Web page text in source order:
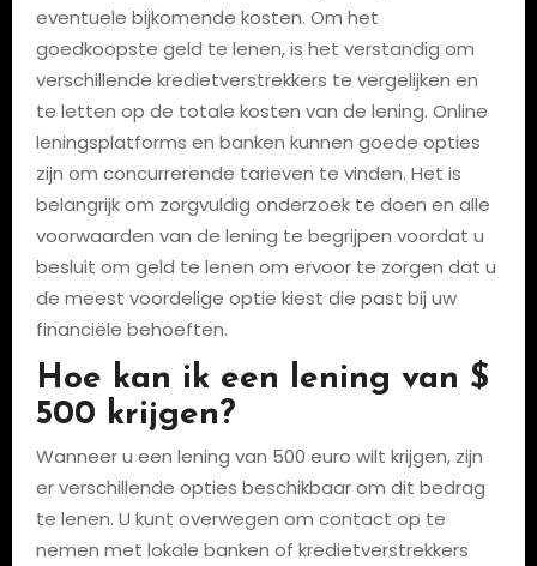
eventuele bijkomende kosten. Om het
goedkoopste geld te lenen, is het verstandig om
verschillende kredietverstrekkers te vergelijken en
te letten op de totale kosten van de lening. Online
leningsplatforms en banken kunnen goede opties
zijn om concurrerende tarieven te vinden. Het is
belangrijk om zorgvuldig onderzoek te doen en alle
voorwaarden van de lening te begrijpen voordat u
besluit om geld te lenen om ervoor te zorgen dat u
de meest voordelige optie kiest die past bij uw
financiële behoeften.
Hoe kan ik een lening van $
500 krijgen?
Wanneer u een lening van 500 euro wilt krijgen, zijn
er verschillende opties beschikbaar om dit bedrag
te lenen. U kunt overwegen om contact op te
nemen met lokale banken of kredietverstrekkers